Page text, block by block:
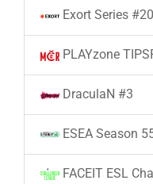
Exort Series #20
PLAYzone
DraculaN #3
ESEA Season
FACEIT ESL